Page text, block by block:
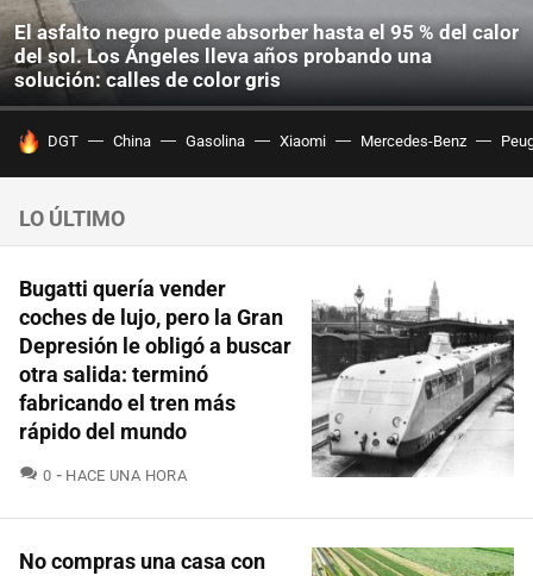
El asfalto negro puede absorber hasta el 95 % del calor
del sol. Los Ángeles lleva años probando una
solución: calles de color gris
HOY SE HABLA DE
DGT China Gasolina Xiaomi Mercedes-Benz
LO ÚLTIMO
Bugatti quería vender
coches de lujo, pero la Gran
Depresión le obligó a buscar
otra salida: terminó
fabricando el tren más
rápido del mundo
0 COMENTARIOS
HACE UNA HORA
No compras una casa con